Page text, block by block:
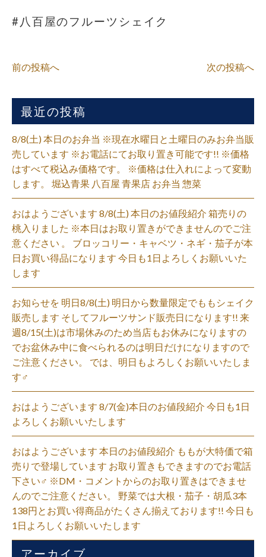
#八百屋のフルーツシェイク
前の投稿へ 次の投稿へ
最近の投稿
8/8(土) 本日のお弁当 ※現在水曜日と土曜日のみお弁当販
売しています ※お電話にてお取り置き可能です!! ※価格
はすべて税込み価格です。 ※価格は仕入れによって変動
します。 堀込青果 八百屋 青果店 お弁当 惣菜
おはようございます 8/8(土) 本日のお値段紹介 箱売りの
桃入りました ※本日はお取り置きができませんのでご注
意ください 。 ブロッコリー・キャベツ・ネギ・茄子が本
日お買い得品になります 今日も1日よろしくお願いいた
します
お知らせを 明日8/8(土) 明日から数量限定でももシェイク
販売します そしてフルーツサンド販売日になります!! 来
週8/15(土)は市場休みのため当店もお休みになりますの
でお盆休み中に食べられるのは明日だけになりますので
ご注意ください。 では、明日もよろしくお願いいたしま
す‍♂️
おはようございます 8/7(金)本日のお値段紹介 今日も1日
よろしくお願いいたします
おはようございます 本日のお値段紹介 ももが大特価で箱
売りで登場しています お取り置きもできますのでお電話
下さい‍♂️ ※DM・コメントからのお取り置きはできませ
んのでご注意ください。 野菜では大根・茄子・胡瓜3本
138円とお買い得商品がたくさん揃えております!! 今日も
1日よろしくお願いいたします
アーカイブ